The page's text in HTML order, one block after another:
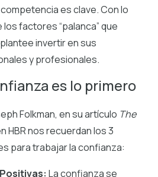
es clave. Con lo
factores “palanca” que
invertir en sus
y profesionales.
es lo primero
Folkman, en su artículo The
HBR nos recuerdan los 3
para trabajar la confianza:
La confianza se